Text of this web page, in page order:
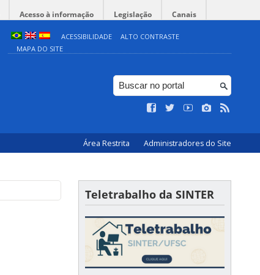
Acesso à informação Legislação Canais
ACESSIBILIDADE
ALTO CONTRASTE
MAPA DO SITE
Área Restrita Administradores do Site
Teletrabalho da SINTER